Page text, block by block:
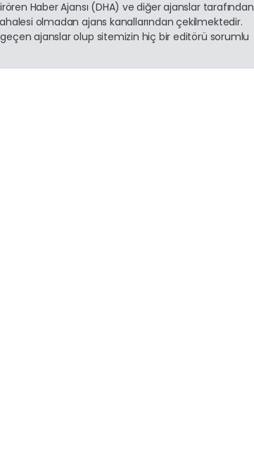
Haber Ajansı (DHA) ve diğer ajanslar tarafından
olmadan ajans kanallarından çekilmektedir.
ajanslar olup sitemizin hiç bir editörü sorumlu